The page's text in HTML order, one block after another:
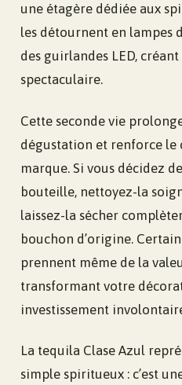
une étagère dédiée aux
les détournent en lampes
des guirlandes LED,
spectaculaire.
Cette seconde vie
dégustation et renforce le
marque. Si vous décidez
bouteille, nettoyez-la
laissez-la sécher
bouchon d’origine.
prennent même de la
transformant votre
investissement
La tequila Clase Azul
simple spiritueux : c’est